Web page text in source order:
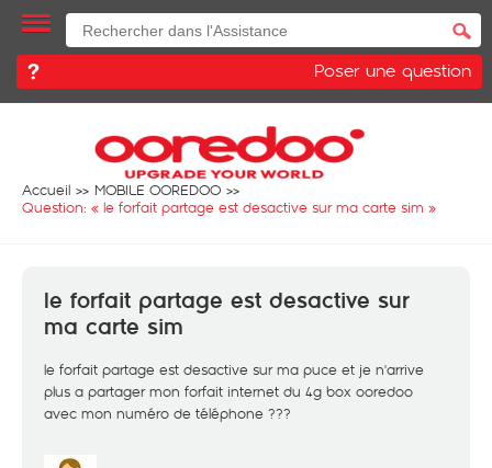
Poser une question
Accueil
MOBILE OOREDOO
Question: « le forfait partage est desactive sur ma carte sim »
le forfait partage est desactive sur
ma carte sim
le forfait partage est desactive sur ma puce et je n'arrive
plus a partager mon forfait internet du 4g box ooredoo
avec mon numéro de téléphone ???